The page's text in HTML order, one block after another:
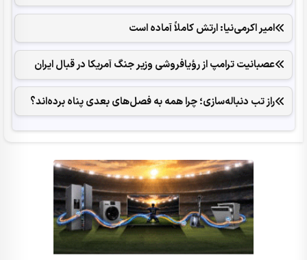
امیر اکرمی‌نیا: ارتش کاملاً آماده است
عصبانیت ترامپ از رؤیافروشی وزیر جنگ آمریکا در قبال ایران
راز تب دنباله‌سازی؛ چرا همه به فصل‌های بعدی پناه برده‌اند؟